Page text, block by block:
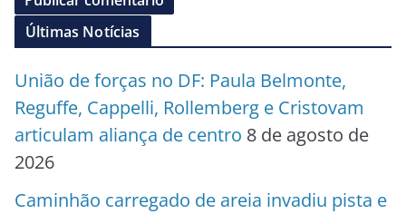
Últimas Notícias
União de forças no DF: Paula Belmonte,
Reguffe, Cappelli, Rollemberg e Cristovam
articulam aliança de centro 8 de agosto de
2026
Caminhão carregado de areia invadiu pista e